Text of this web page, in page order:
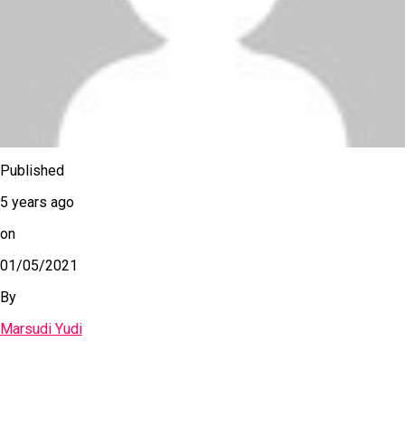
Published
5 years ago
on
01/05/2021
By
Marsudi Yudi